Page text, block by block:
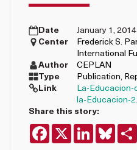
Date
January 1, 2014
Center
Frederick S.
International
Author
CEPLAN
Type
Publication,
Link
La-
la-Educacion-
Share this story:
Facebook
X LinkedIn